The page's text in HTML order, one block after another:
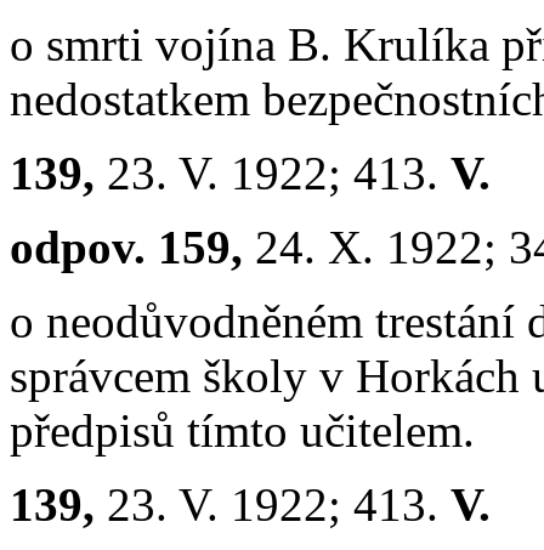
o smrti vojína B. Krulíka
nedostatkem
139, 23. V. 1922; 413. V.
odpov. 159, 24. X. 1922;
o neodůvodněném
správcem školy v Horkách
předpisů tímto učitelem.
139, 23. V. 1922; 413. V.